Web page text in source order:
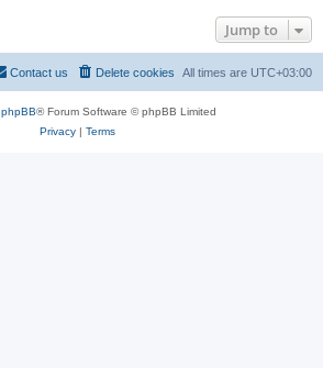
Jump to
All times are UTC+03:00
Delete cookies
Contact us
phpBB® Forum Software © phpBB Limited
Privacy| Terms